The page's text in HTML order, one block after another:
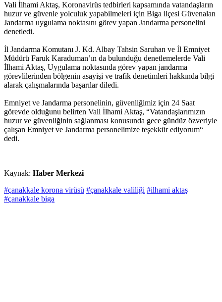
Vali İlhami Aktaş, Koronavirüs tedbirleri kapsamında vatandaşların
huzur ve güvenle yolculuk yapabilmeleri için Biga ilçesi Güvenalan
Jandarma uygulama noktasını görev yapan Jandarma personelini
denetledi.
İl Jandarma Komutanı J. Kd. Albay Tahsin Saruhan ve İl Emniyet
Müdürü Faruk Karaduman’ın da bulunduğu denetlemelerde Vali
İlhami Aktaş, Uygulama noktasında görev yapan jandarma
görevlilerinden bölgenin asayişi ve trafik denetimleri hakkında bilgi
alarak çalışmalarında başarılar diledi.
Emniyet ve Jandarma personelinin, güvenliğimiz için 24 Saat
görevde olduğunu belirten Vali İlhami Aktaş, “Vatandaşlarımızın
huzur ve güvenliğinin sağlanması konusunda gece gündüz özveriyle
çalışan Emniyet ve Jandarma personelimize teşekkür ediyorum“
dedi.
Kaynak: Haber Merkezi
#çanakkale korona virüsü #çanakkale valiliği #ilhami aktaş
#çanakkale biga